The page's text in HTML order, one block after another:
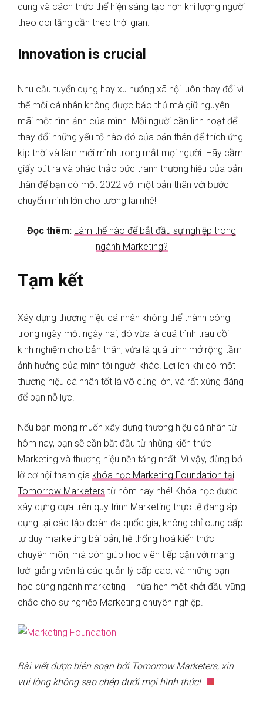
dung và cách thức thể hiện sáng tạo hơn khi lượng người
theo dõi tăng dần theo thời gian.
Innovation is crucial
Nhu cầu tuyển dụng hay xu hướng xã hội luôn thay đổi vì
thế mỗi cá nhân không được bảo thủ mà giữ nguyên
mãi một hình ảnh của mình. Mỗi người cần linh hoạt để
thay đổi những yếu tố nào đó của bản thân để thích ứng
kịp thời và làm mới mình trong mắt mọi người. Hãy cầm
giấy bút ra và phác thảo bức tranh thương hiệu của bản
thân để bạn có một 2022 với một bản thân với bước
chuyển mình lớn cho tương lai nhé!
Đọc thêm: Làm thế nào để bắt đầu sự nghiệp trong
ngành Marketing?
Tạm kết
Xây dựng thương hiệu cá nhân không thể thành công
trong ngày một ngày hai, đó vừa là quá trình trau dồi
kinh nghiệm cho bản thân, vừa là quá trình mở rộng tầm
ảnh hưởng của mình tới người khác. Lợi ích khi có một
thương hiệu cá nhân tốt là vô cùng lớn, và rất xứng đáng
để bạn nỗ lực.
Nếu bạn mong muốn xây dựng thương hiệu cá nhân từ
hôm nay, bạn sẽ cần bắt đầu từ những kiến thức
Marketing và thương hiệu nền tảng nhất. Vì vậy, đừng bỏ
lỡ cơ hội tham gia khóa học Marketing Foundation tại
Tomorrow Marketers từ hôm nay nhé! Khóa học được
xây dựng dựa trên quy trình Marketing thực tế đang áp
dụng tại các tập đoàn đa quốc gia, không chỉ cung cấp
tư duy marketing bài bản, hệ thống hoá kiến thức
chuyên môn, mà còn giúp học viên tiếp cận với mạng
lưới giảng viên là các quản lý cấp cao, và những bạn
học cùng ngành marketing – hứa hẹn một khởi đầu vững
chắc cho sự nghiệp Marketing chuyên nghiệp.
Bài viết được biên soạn bởi Tomorrow Marketers, xin
vui lòng không sao chép dưới mọi hình thức!